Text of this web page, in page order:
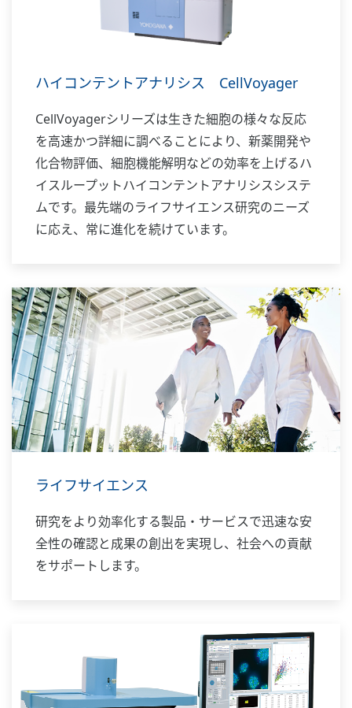
ハイコンテントアナリシス CellVoyager
CellVoyagerシリーズは生きた細胞の様々な反応
を高速かつ詳細に調べることにより、新薬開発や
化合物評価、細胞機能解明などの効率を上げるハ
イスループットハイコンテントアナリシスシステ
ムです。最先端のライフサイエンス研究のニーズ
に応え、常に進化を続けています。
ライフサイエンス
研究をより効率化する製品・サービスで迅速な安
全性の確認と成果の創出を実現し、社会への貢献
をサポートします。​